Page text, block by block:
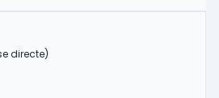
directe)